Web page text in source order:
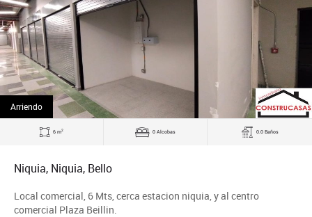
Arriendo
6 m2 0 Alcobas 0.0 Baños
Niquia, Niquia, Bello
Local comercial, 6 Mts, cerca estacion niquia, y al centro
comercial Plaza Beillin.